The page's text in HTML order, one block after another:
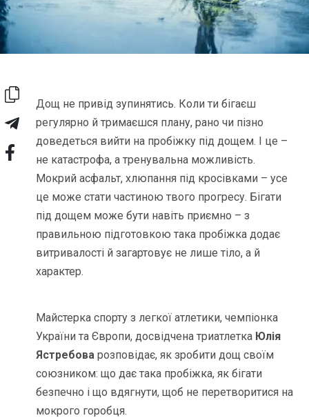
Дощ не привід зупинятись. Коли ти бігаєш
регулярно й тримаєшся плану, рано чи пізно
доведеться вийти на пробіжку під дощем. І це –
не катастрофа, а тренувальна можливість.
Мокрий асфальт, хлюпання під кросівками – усе
це може стати частиною твого прогресу. Бігати
під дощем може бути навіть приємно – з
правильною підготовкою така пробіжка додає
витривалості й загартовує не лише тіло, а й
характер.
Майстерка спорту з легкої атлетики, чемпіонка
України та Європи, досвідчена триатлетка Юлія
Ястребова розповідає, як зробити дощ своїм
союзником: що дає така пробіжка, як бігати
безпечно і що вдягнути, щоб не перетворитися на
мокрого горобця.